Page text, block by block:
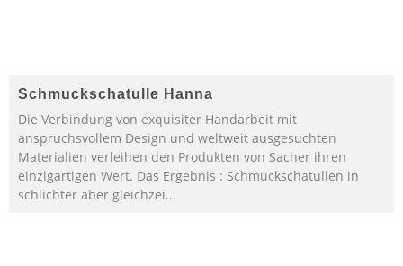
Schmuckschatulle Hanna
Die Verbindung von exquisiter Handarbeit mit
anspruchsvollem Design und weltweit ausgesuchten
Materialien verleihen den Produkten von Sacher ihren
einzigartigen Wert. Das Ergebnis : Schmuckschatullen in
schlichter aber gleichzei...